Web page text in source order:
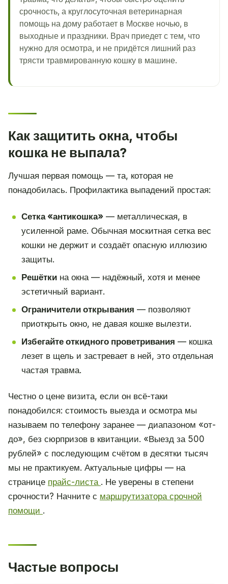
срочность, а круглосуточная ветеринарная
помощь на дому работает в Москве ночью, в
выходные и праздники. Врач приедет с тем, что
нужно для осмотра, и не придётся лишний раз
трясти травмированную кошку в машине.
Как защитить окна, чтобы
кошка не выпала?
Лучшая первая помощь — та, которая не
понадобилась. Профилактика выпадений простая:
Сетка «антикошка»— металлическая, в
усиленной раме. Обычная москитная сетка вес
кошки не держит и создаёт опасную иллюзию
защиты.
Решёткина окна — надёжный, хотя и менее
эстетичный вариант.
Ограничители открывания — позволяют
приоткрыть окно, не давая кошке вылезти.
Избегайте откидного проветривания — кошка
лезет в щель и застревает в ней, это отдельная
частая травма.
Честно о цене визита, если он всё-таки
понадобился: стоимость выезда и осмотра мы
называем по телефону заранее — диапазоном «от-
до», без сюрпризов в квитанции. «Выезд за 500
рублей» с последующим счётом в десятки тысяч
мы не практикуем. Актуальные цифры — на
странице прайс-листа . Не уверены в степени
срочности? Начните с маршрутизатора срочной
помощи .
Частые вопросы